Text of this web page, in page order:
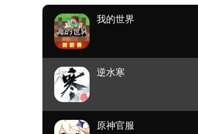
我的世界
逆水寒
原神官服